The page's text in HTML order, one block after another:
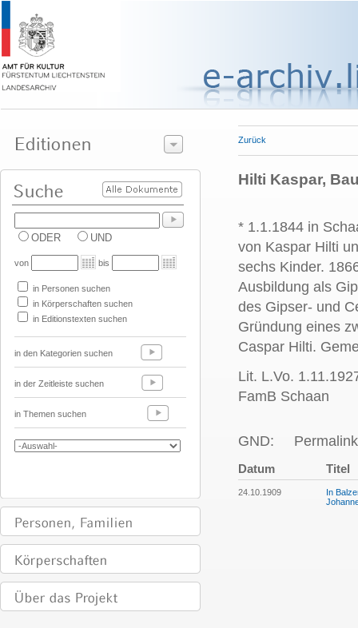
ODER UND
von bis
in Personen suchen
in Körperschaften suchen
in Editionstexten suchen
in den Kategorien suchen
in der Zeitleiste suchen
in Themen suchen
Zurück
Hilti Kaspar,
* 1.1.1844 in
von Kaspar Hilti
sechs Kinder.
Ausbildung als
des Gipser- und
Gründung eines
Caspar Hilti.
Lit. L.Vo.
FamB Schaan
GND:
Datum Titel
24.10.1909
In